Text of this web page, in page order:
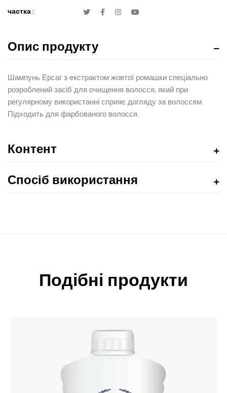
частка :
Опис продукту
Шампунь Ерсаг з екстрактом жовтої ромашки спеціально
розроблений засіб для очищення волосся, який при
регулярному використанні сприяє догляду за волоссям.
Підходить для фарбованого волосся.
Контент
Спосіб використання
Подібні продукти